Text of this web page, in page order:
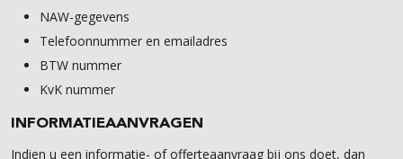
NAW-gegevens
Telefoonnummer en emailadres
BTW nummer
KvK nummer
INFORMATIEAANVRAGEN
Indien u een informatie- of offerteaanvraag bij ons doet, dan